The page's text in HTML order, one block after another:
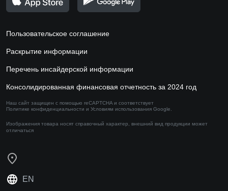
Пользовательское соглашение
Раскрытие информации
Перечень инсайдерской информации
Консолидированная финансовая отчетность за 2024 год
Наш сайт защищен с помощью reCAPTCHA и соответствует
Политике конфиденциальности и Условиям использования Google.
Изображения товара носят справочный характер, внешний вид продукции может
отличаться
EN